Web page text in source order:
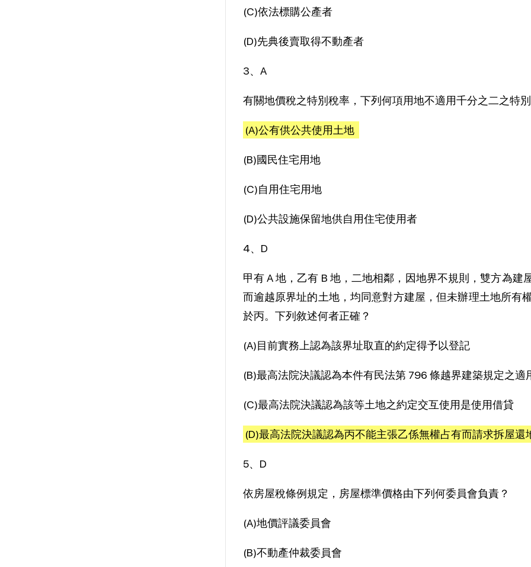
(C)依法標購公產者
(D)先典後賣取得不動產者
3、A
有關地價稅之特別稅率，下列何項用地不適用千分之二之特
(A)公有供公共使用土地
(B)國民住宅用地
(C)自用住宅用地
(D)公共設施保留地供自用住宅使用者
4、D
甲有 A 地，乙有 B 地，二地相鄰，因地界不規則，雙方為
而逾越原界址的土地，均同意對方建屋，但未辦理土地所有
於丙。下列敘述何者正確？
(A)目前實務上認為該界址取直的約定得予以登記
(B)最高法院決議認為本件有民法第 796 條越界建築規定之適
(C)最高法院決議認為該等土地之約定交互使用是使用借貸
(D)最高法院決議認為丙不能主張乙係無權占有而請求拆屋還
5、D
依房屋稅條例規定，房屋標準價格由下列何委員會負責？
(A)地價評議委員會
(B)不動產仲裁委員會